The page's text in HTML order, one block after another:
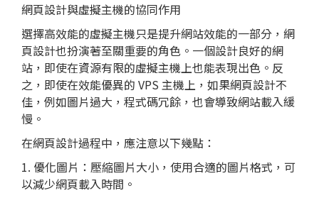
網頁設計與虛擬主機的協同作用
選擇高效能的虛擬主機只是提升網站效能的一部分， 網
頁設計也扮演著至關重要的角色。一個設計良好的網
站，即使在資源有限的虛擬主機上也能表現出色。反
之，即使在效能優異的 VPS 主機上，如果網頁設計不
佳，例如圖片過大，程式碼冗餘，也會導致網站載入緩
慢。
在網頁設計過程中，應注意以下幾點：
1. 優化圖片：壓縮圖片大小，使用合適的圖片格式，可
以減少網頁載入時間。